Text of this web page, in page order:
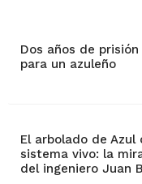
Dos años de
para un azuleño
El arbolado de Azul
sistema vivo: la
del ingeniero Juan